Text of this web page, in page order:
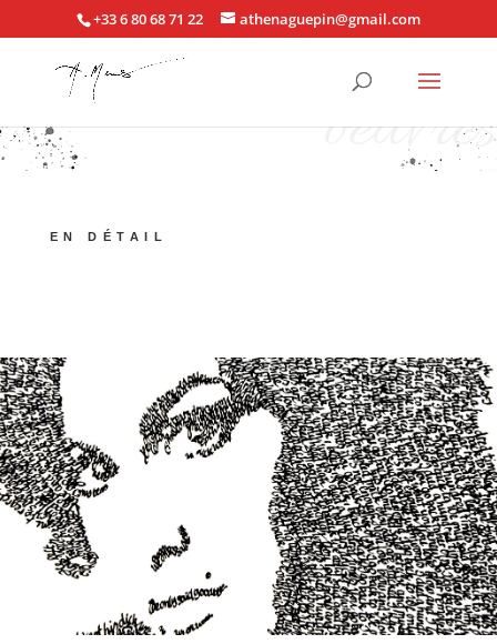
+33 6 80 68 71 22 athenaguepin@gmail.com
oeuvres
EN DÉTAIL